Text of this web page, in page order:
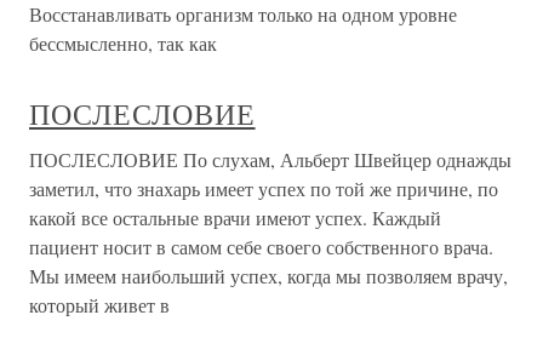
Восстанавливать организм только на одном уровне
бессмысленно, так как
ПОСЛЕСЛОВИЕ
ПОСЛЕСЛОВИЕ По слухам, Альберт Швейцер однажды
заметил, что знахарь имеет успех по той же причине, по
какой все остальные врачи имеют успех. Каждый
пациент носит в самом себе своего собственного врача.
Мы имеем наибольший успех, когда мы позволяем врачу,
который живет в